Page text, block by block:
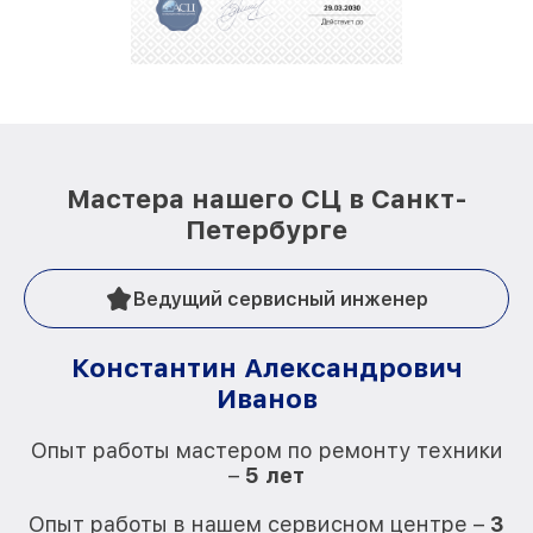
репутацию. Мы постоянно совершенствуемся и
Мастера нашего СЦ в Санкт-
Петербурге
Ведущий сервисный инженер
Константин Александрович
Иванов
Опыт работы мастером по ремонту техники
– 5 лет
Опыт работы в нашем сервисном центре – 3